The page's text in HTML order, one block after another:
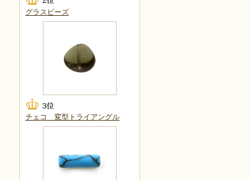
グラスビーズ
チェコ 変型トライアングル